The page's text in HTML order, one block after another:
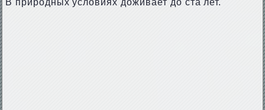
В природных условиях доживает до ста лет.